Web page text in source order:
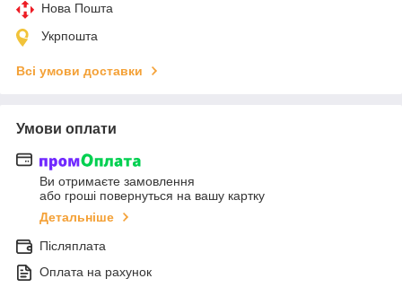
Нова Пошта
Укрпошта
Всі умови доставки
Умови оплати
Ви отримаєте замовлення
або гроші повернуться на вашу картку
Детальніше
Післяплата
Оплата на рахунок